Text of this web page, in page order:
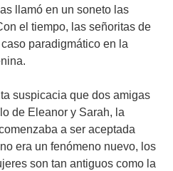
llamó en un soneto las
el tiempo, las señoritas de
paradigmático en la
suspicacia que dos amigas
de Eleanor y Sarah, la
a ser aceptada
era un fenómeno nuevo, los
son tan antiguos como la